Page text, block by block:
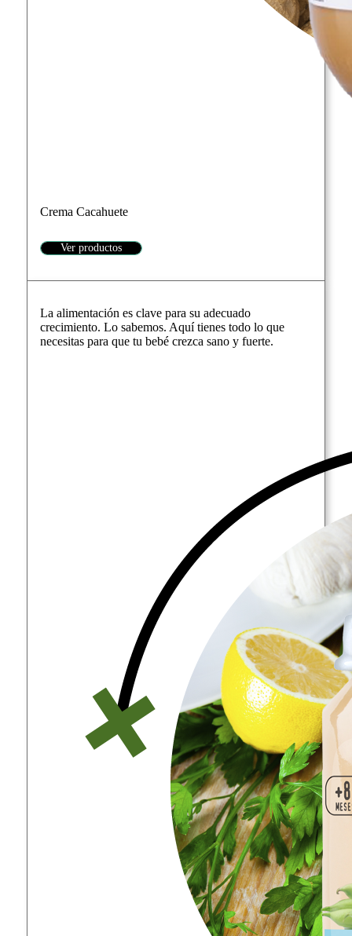
Crema Cacahuete
Ver productos
La alimentación es clave para su adecuado
crecimiento. Lo sabemos. Aquí tienes todo lo que
necesitas para que tu bebé crezca sano y fuerte.